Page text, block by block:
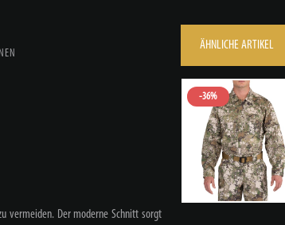
vermeiden. Der moderne Schnitt sorgt
ÄHNLICHE ARTIKEL
-36%